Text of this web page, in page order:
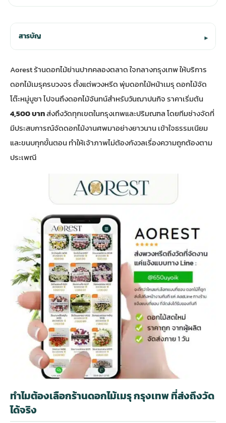
สารบัญ ▾
Aorest ร้านดอกไม้ย่านปากคลองตลาด ใจกลางกรุงเทพ ให้บริการ
ดอกไม้เมรุครบวงจร ตั้งแต่พวงหรีด พุ่มดอกไม้หน้าเมรุ ดอกไม้จัด
โต๊ะหมู่บูชา ไปจนถึงดอกไม้จันทน์สำหรับวันฌาปนกิจ ราคาเริ่มต้น
4,500 บาทส่งถึงวัดทุกเขตในกรุงเทพและปริมณฑล โดยทีมช่างจัดที่
มีประสบการณ์จัดดอกไม้งานศพมาอย่างยาวนาน เข้าใจธรรมเนียม
และขนบทุกขั้นตอน ทำให้เจ้าภาพไม่ต้องกังวลเรื่องความถูกต้องตาม
ประเพณี
ทำไมต้องเลือกร้านดอกไม้เมรุ กรุงเทพ ที่ส่งถึงวัด
ได้จริง